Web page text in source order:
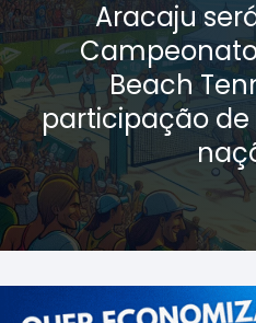
Aracaju
Beach
participação